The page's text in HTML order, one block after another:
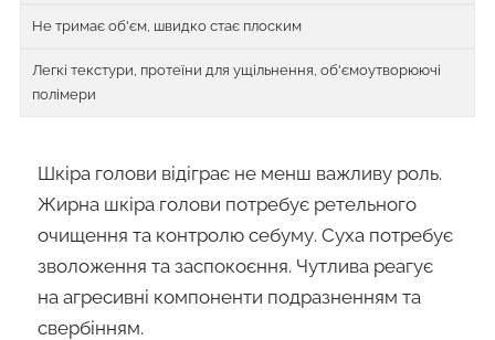
Не тримає об'єм, швидко стає плоским
Легкі текстури, протеїни для ущільнення, об'ємоутворюючі
полімери
Шкіра голови відіграє не менш важливу роль.
Жирна шкіра голови потребує ретельного
очищення та контролю себуму. Суха потребує
зволоження та заспокоєння. Чутлива реагує
на агресивні компоненти подразненням та
свербінням.